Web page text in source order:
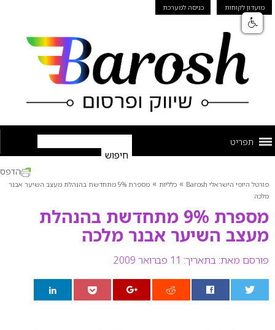
מועדון לקוחות כניסה למערכת
תפריט
פורטל היופי הישראלי Barosh » כלליות »
מספרת 9% מתחדשת בהנהלת מעצב השיער אבנר
מלכה
מספרת 9% מתחדשת בהנהלת
מעצב השיער אבנר מלכה
פורסם מאת: בתאריך: 11 פברואר 2009
הדפס